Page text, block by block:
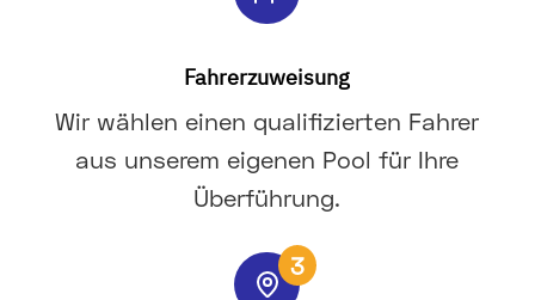
Fahrerzuweisung
Wir wählen einen qualifizierten Fahrer
aus unserem eigenen Pool für Ihre
Überführung.
3